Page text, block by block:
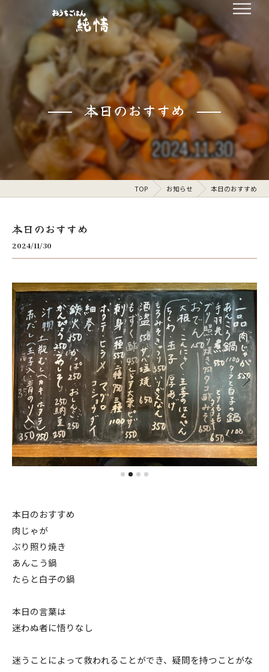
本日のおすすめ
TOP お知らせ 本日のおすすめ
本日のおすすめ
2024/11/30
本日のおすすめ
肉じゃが
ぶり照り焼き
あんこう鍋
たらと白子の鍋
本日の言葉は
迷わぬ者に悟りなし
迷うことによって救われることができ、疑問を持つことがな